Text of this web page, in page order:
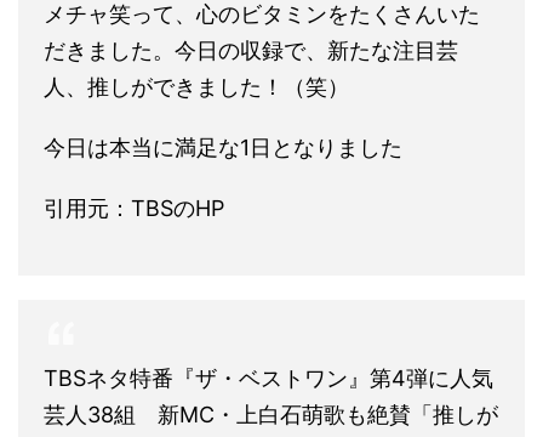
メチャ笑って、心のビタミンをたくさんいた
だきました。今日の収録で、新たな注目芸
人、推しができました！（笑）
今日は本当に満足な1日となりました
引用元：TBSのHP
TBSネタ特番『ザ・ベストワン』第4弾に人気
芸人38組 新MC・上白石萌歌も絶賛「推しが